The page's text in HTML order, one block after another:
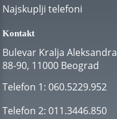
Najskuplji telefoni
Kontakt
Bulevar Kralja Aleksandra
88-90, 11000 Beograd
Telefon 1: 060.5229.952
Telefon 2: 011.3446.850